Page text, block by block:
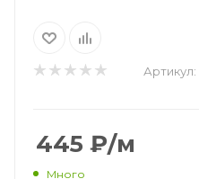
Артикул:
445 ₽/м
Много